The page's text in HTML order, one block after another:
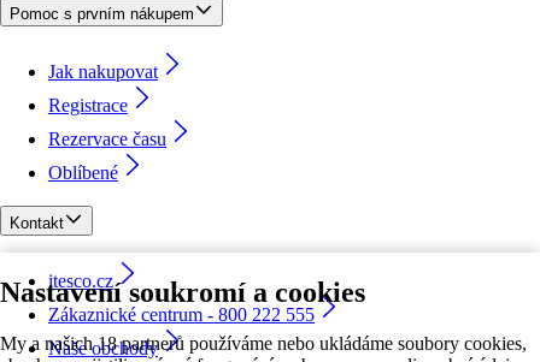
Nastavení soukromí a cookies
My a našich 18 partnerů používáme nebo ukládáme soubory cookies,
Pomoc s prvním nákupem
Jak nakupovat
Registrace
Rezervace času
Oblíbené
Kontakt
itesco.cz
Zákaznické centrum - 800 222 555
Naše obchody